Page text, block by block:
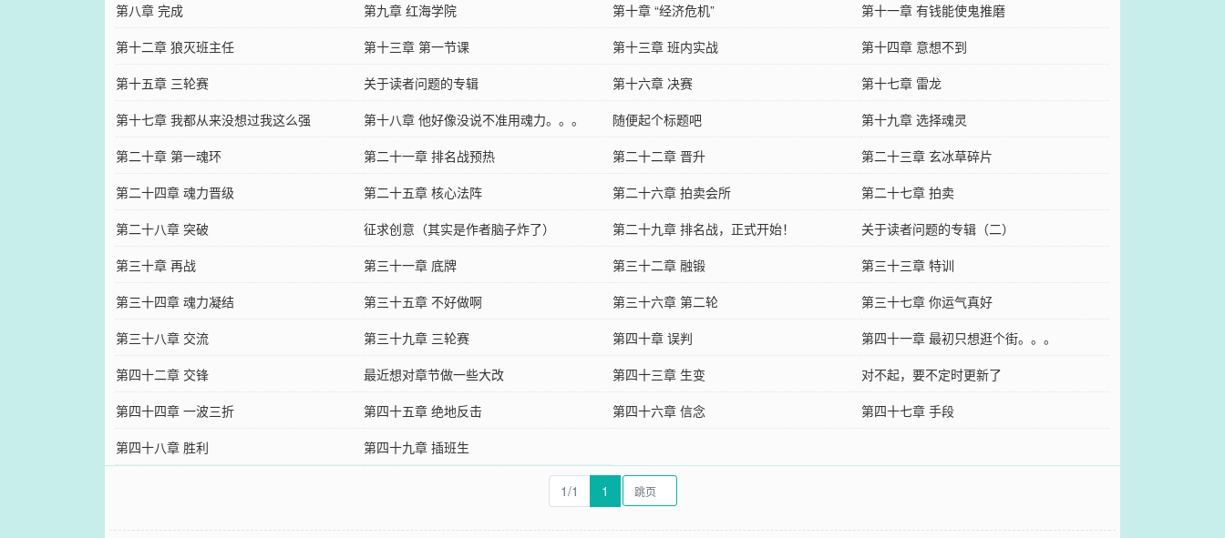
第八章 完成
第九章 红海学院 第十章 “经济危机”
第十一章 有钱能使鬼推磨
第十二章 狼灭班主任
第十三章 第一节课 第十三章 班内实战
第十四章 意想不到
第十五章 三轮赛
关于读者问题的专辑 第十六章 决赛
第十七章 雷龙
第十七章 我都从来没想过我这么强
第十八章 他好像没说不准用魂力。。。 随便起个标题吧
第十九章 选择魂灵
第二十章 第一魂环
第二十一章 排名战预热 第二十二章 晋升
第二十三章 玄冰草碎片
第二十四章 魂力晋级
第二十五章 核心法阵 第二十六章 拍卖会所
第二十七章 拍卖
第二十八章 突破
征求创意（其实是作者脑子炸了） 第二十九章 排名战，正式开始！
关于读者问题的专辑（二）
第三十章 再战
第三十一章 底牌 第三十二章 融锻
第三十三章 特训
第三十四章 魂力凝结
第三十五章 不好做啊 第三十六章 第二轮
第三十七章 你运气真好
第三十八章 交流
第三十九章 三轮赛 第四十章 误判
第四十一章 最初只想逛个街。。。
第四十二章 交锋
最近想对章节做一些大改 第四十三章 生变
对不起，要不定时更新了
第四十四章 一波三折
第四十五章 绝地反击 第四十六章 信念
第四十七章 手段
第四十八章 胜利
第四十九章 插班生
1/1 1